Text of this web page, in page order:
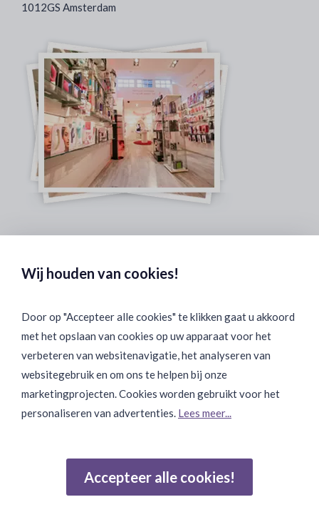
1012GS Amsterdam
Binnen 24 uur Discreet Bezorgd:
Join Onze Community:
Wij houden van cookies!
Door op "Accepteer alle cookies" te klikken gaat u akkoord
met het opslaan van cookies op uw apparaat voor het
verbeteren van websitenavigatie, het analyseren van
websitegebruik en om ons te helpen bij onze
marketingprojecten. Cookies worden gebruikt voor het
personaliseren van advertenties. Lees meer...
Accepteer alle cookies!